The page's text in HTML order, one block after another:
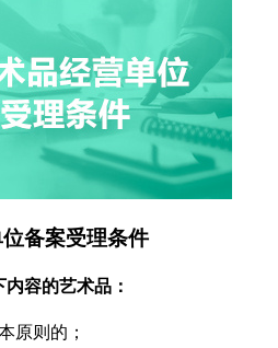
备案受理条件
容的艺术品：
原则的；